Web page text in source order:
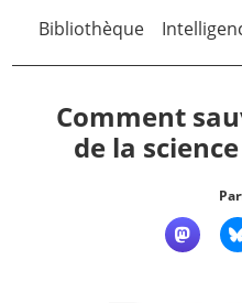
Retour
Bibliothèque
Comment
de la